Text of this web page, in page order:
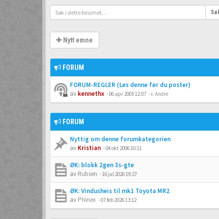
Nytt emne
FORUM
FORUM-REGLER (Les denne før du poster)
av kennethx -06 apr 2005 12:07 - i: Andre
FORUM
Nyttig om denne forumkategorien
av Kristian -04 okt 2006 10:11
ØK: blokk 2gen 3s-gte
av Rubsen -16 jul 2026 19:27
ØK: Vindusheis til mk1 Toyota MR2
av Phinex -07 feb 2026 13:12